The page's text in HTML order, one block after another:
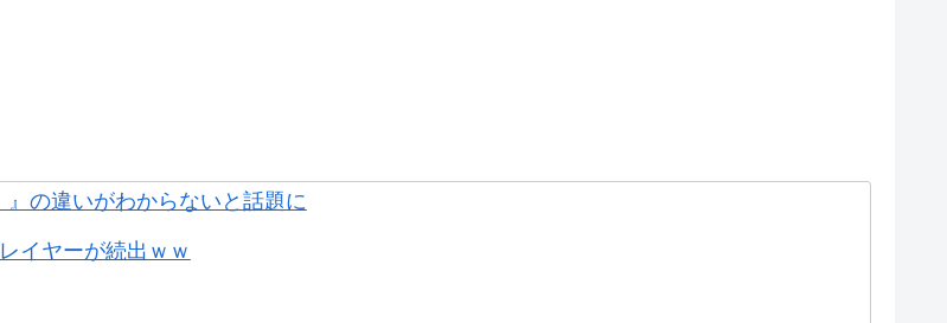
の違いがわからないと話題に
イヤーが続出ｗｗ